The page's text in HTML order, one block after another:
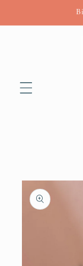
Skip to
product
information